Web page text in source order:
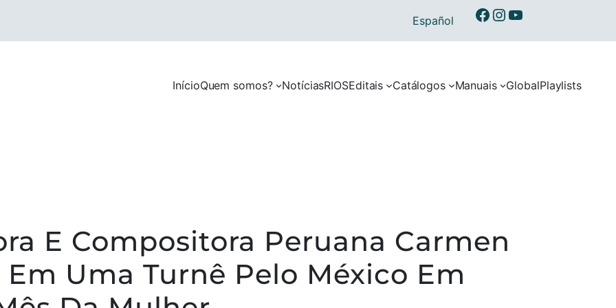
InícioQuem somos? NotíciasRIOSEditais Catálogos Manuais GlobalPlaylists
Español Ibermusicas no Facebook
Ibermusicas no Instagram
Ibermusicas no Youtube
E Compositora Peruana Carmen
Uma Turnê Pelo México Em